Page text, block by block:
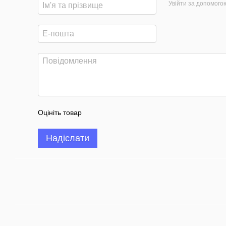
Увійти за
Оцініть товар
Надіслати